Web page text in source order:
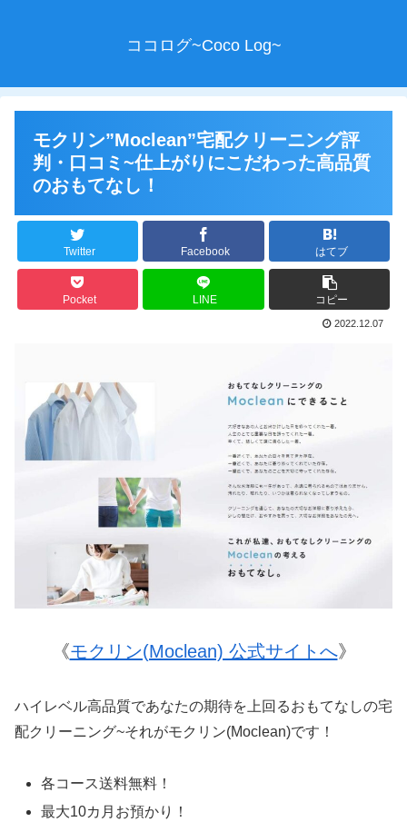
ココログ~Coco Log~
モクリン”Moclean”宅配クリーニング評
判・口コミ~仕上がりにこだわった高品質
のおもてなし！
Twitter Facebook はてブ
Pocket LINE コピー
2022.12.07
《モクリン(Moclean) 公式サイトへ》
ハイレベル高品質であなたの期待を上回るおもてなしの宅
配クリーニング~それがモクリン(Moclean)です！
各コース送料無料！
最大10カ月お預かり！